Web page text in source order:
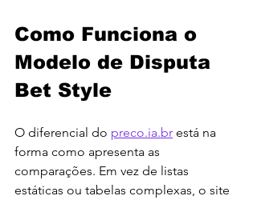
Como Funciona o
Modelo de Disputa
Bet Style
O diferencial do preco.ia.br está na
forma como apresenta as
comparações. Em vez de listas
estáticas ou tabelas complexas, o site